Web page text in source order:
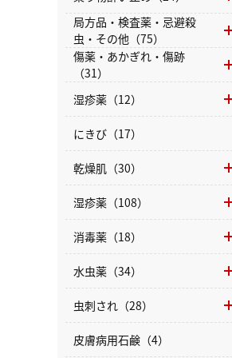
局方品・検査薬・忌避殺
虫・その他（75）
傷薬・あかぎれ・傷跡
（31）
湿疹薬（12）
にきび（17）
乾燥肌（30）
湿疹薬（108）
消毒薬（18）
水虫薬（34）
虫刺され（28）
皮膚病用石鹸（4）